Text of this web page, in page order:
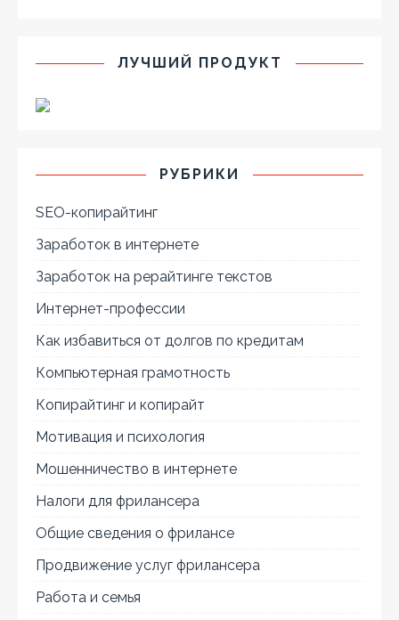
ЛУЧШИЙ ПРОДУКТ
РУБРИКИ
SEO-копирайтинг
Заработок в интернете
Заработок на рерайтинге текстов
Интернет-профессии
Как избавиться от долгов по кредитам
Компьютерная грамотность
Копирайтинг и копирайт
Мотивация и психология
Мошенничество в интернете
Налоги для фрилансера
Общие сведения о фрилансе
Продвижение услуг фрилансера
Работа и семья